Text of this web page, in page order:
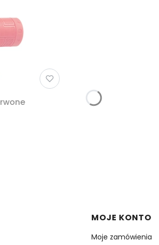
MOJE KONTO
Moje zamówienia